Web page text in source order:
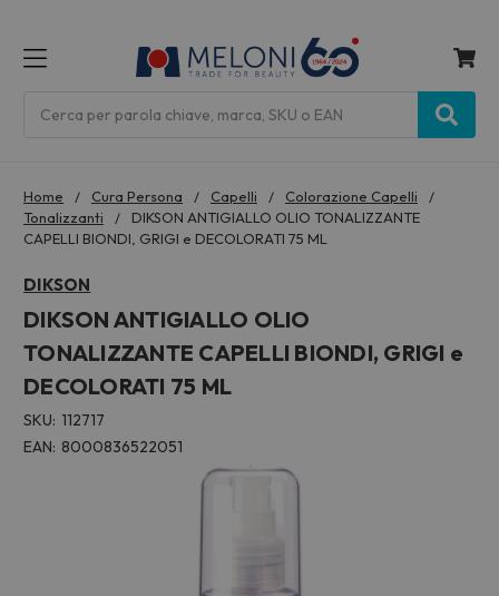
Home Cura Persona Capelli
Colorazione Capelli
Tonalizzanti
DIKSON ANTIGIALLO OLIO TONALIZZANTE
CAPELLI BIONDI, GRIGI e DECOLORATI 75 ML
DIKSON
DIKSON ANTIGIALLO OLIO
TONALIZZANTE CAPELLI BIONDI, GRIGI e
DECOLORATI 75 ML
SKU: 112717
EAN: 8000836522051